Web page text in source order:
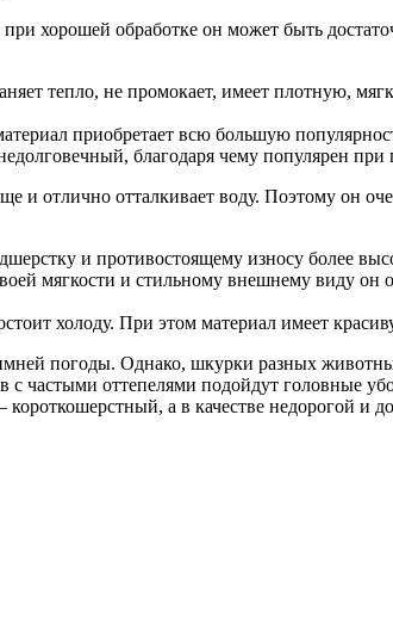
хорошей обработке он может быть
тепло, не промокает, имеет плотную,
приобретает всю большую
благодаря чему популярен при
отлично отталкивает воду. Поэтому он
и противостоящему износу более
мягкости и стильному внешнему виду он
холоду. При этом материал имеет
погоды. Однако, шкурки разных
с частыми оттепелями подойдут головные
а в качестве недорогой